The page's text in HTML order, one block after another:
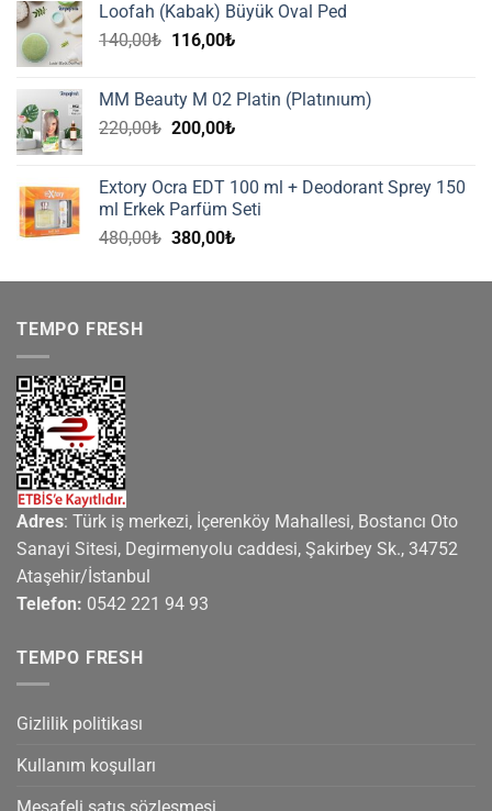
300,00₺.fiyat:
250,00₺.
Loofah (Kabak) Büyük Oval Ped
140,00₺ Orijinal
116,00₺Şu
116,00₺.
MM Beauty M 02 Platin (Platınıum)
220,00₺ Orijinal
200,00₺Şu
200,00₺.
Extory Ocra EDT 100 ml + Deodorant Sprey 150
ml Erkek Parfüm Seti
480,00₺ Orijinal
480,00₺.
380,00₺Şu
fiyat:
TEMPO FRESH
Adres: Türk iş merkezi, İçerenköy Mahallesi, Bostancı Oto
Sanayi Sitesi, Degirmenyolu caddesi, Şakirbey Sk., 34752
Ataşehir/İstanbul
Telefon: 0542 221 94 93
TEMPO FRESH
Gizlilik politikası
Kullanım koşulları